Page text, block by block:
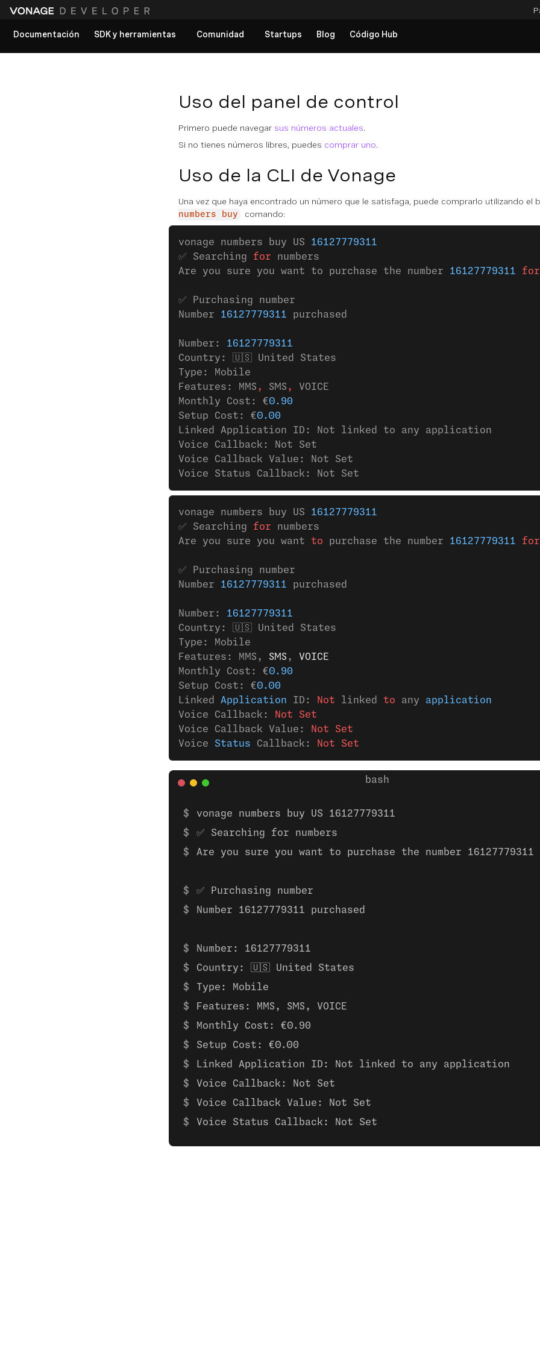
Documentación
SDK y herramientas Comunidad Startups Blog Código Hub
Uso del panel de control
Primero puede navegar sus números actuales.
Si no tienes números libres, puedes comprar uno.
Uso de la CLI de Vonage
Una vez que haya encontrado un número que le satisfaga, puede comprarlo utilizando el
numbers buy
comando:
vonage numbers buy US 16127779311
✅ Searching for numbers
Are you sure you want to purchase the number 16127779311 for
✅ Purchasing number
Number 16127779311 purchased
Number: 16127779311
Country: 🇺🇸 United States
Type: Mobile
Features: MMS , SMS ,
VOICE
Monthly Cost: €0.90
Setup Cost: €0.00
Linked Application ID: Not linked to any application
Voice Callback: Not Set
Voice Callback Value: Not Set
Voice Status Callback: Not Set
vonage numbers buy US 16127779311
✅ Searching for numbers
Are you sure you want to purchase the number 16127779311 for
✅ Purchasing number
Number 16127779311 purchased
Number: 16127779311
Country: 🇺🇸 United States
Type: Mobile
Features: MMS,
SMS ,
VOICE
Monthly Cost: €0.90
Setup Cost: €0.00
Linked Application ID: Not linked to any application
Voice Callback:
Not Set
Voice Callback Value:
Not Set
Voice Status Callback: Not Set
vonage numbers buy US 16127779311
✅ Searching for numbers
Are you sure you want to purchase the number
✅ Purchasing number
Number 16127779311 purchased
Number: 16127779311
Country: 🇺🇸 United States
Type: Mobile
Features: MMS, SMS, VOICE
Monthly Cost: €0.90
Setup Cost: €0.00
Linked Application ID: Not linked to any application
Voice Callback: Not Set
Voice Callback Value: Not Set
Voice Status Callback: Not Set